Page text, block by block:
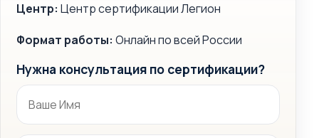
Центр: Центр сертификации Легион
Формат работы: Онлайн по всей России
Нужна консультация по сертификации?